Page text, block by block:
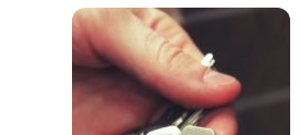
värld